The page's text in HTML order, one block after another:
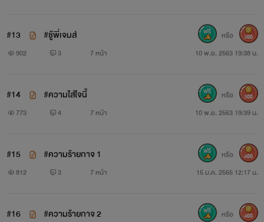
#13 #ชู้พี่เจมส์
902 3 7 หน้า 10 พ.ย. 2563 19:38 น.
หรือ 300
#14 #ความใส่ใจนี้
773 4 7 หน้า 10 พ.ย. 2563 19:39 น.
หรือ 300
#15 #ความร้ายกาจ 1
812 3 7 หน้า 15 ม.ค. 2565 12:17 น.
หรือ 400
#16 #ความร้ายกาจ 2 หรือ 400